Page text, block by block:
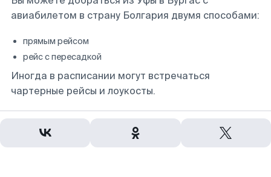
авиабилетом в страну Болгария двумя способами:
прямым рейсом
рейс с пересадкой
Иногда в расписании могут встречаться
чартерные рейсы и лоукосты.